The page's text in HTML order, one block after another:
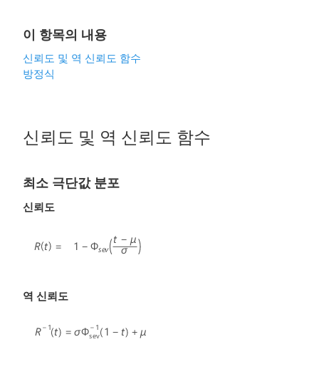
이 항목의 내용
신뢰도 및 역 신뢰도 함수
방정식
신뢰도 및 역 신뢰도 함수
최소 극단값 분포
신뢰도
역 신뢰도